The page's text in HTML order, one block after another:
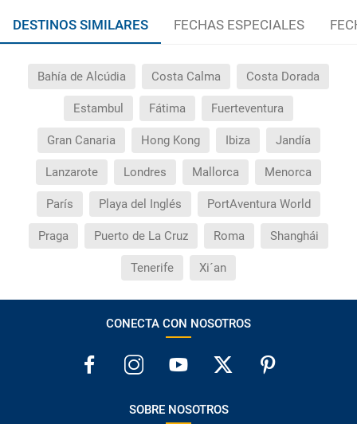
traslados?
DESTINOS SIMILARES FECHAS ESPECIALES
Bahía de Alcúdia Costa Calma Costa Dorada
Estambul Fátima Fuerteventura
Gran Canaria Hong Kong Ibiza Jandía
Lanzarote Londres Mallorca Menorca
París Playa del Inglés PortAventura World
Praga Puerto de La Cruz Roma Shanghái
Tenerife Xi´an
CONECTA CON NOSOTROS
SOBRE NOSOTROS